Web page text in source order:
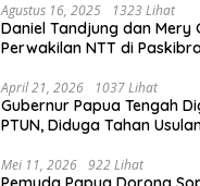
Agustus 16, 2025 1323 Lihat
Daniel Tandjung dan Mery
Perwakilan NTT di
April 21, 2026 1037 Lihat
Gubernur Papua Tengah
PTUN, Diduga Tahan
Mei 11, 2026 922 Lihat